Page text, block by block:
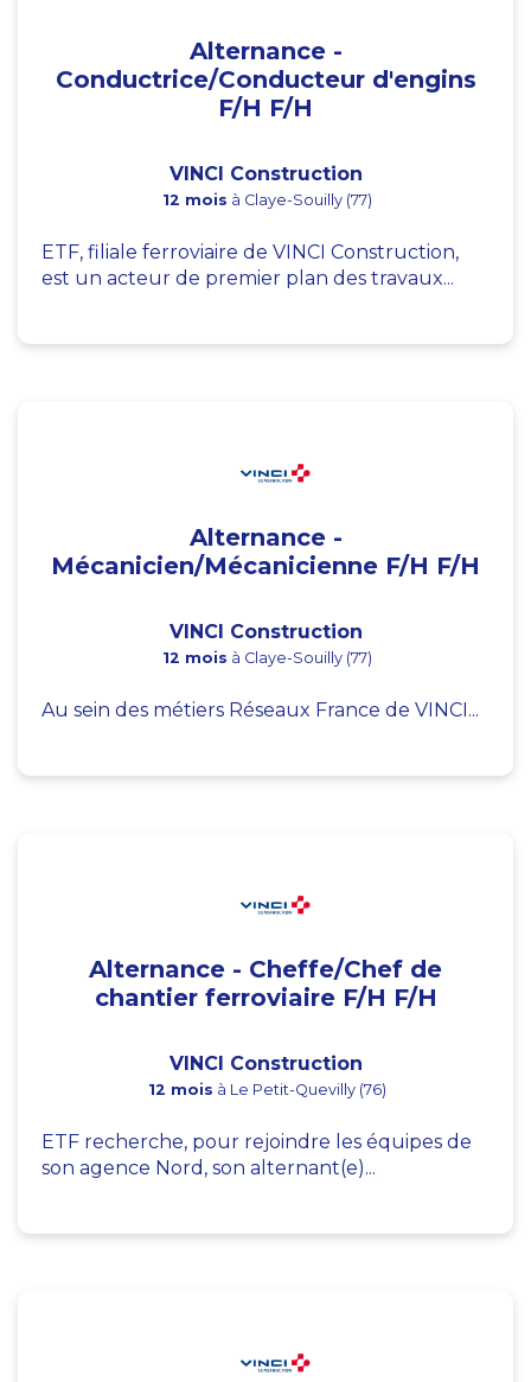
Alternance -
Conductrice/Conducteur d'engins
F/H F/H
VINCI Construction
12 mois à Claye-Souilly (77)
ETF, filiale ferroviaire de VINCI Construction,
est un acteur de premier plan des travaux...
Alternance -
Mécanicien/Mécanicienne F/H F/H
VINCI Construction
12 mois à Claye-Souilly (77)
Au sein des métiers Réseaux France de VINCI...
Alternance - Cheffe/Chef de
chantier ferroviaire F/H F/H
VINCI Construction
12 mois à Le Petit-Quevilly (76)
ETF recherche, pour rejoindre les équipes de
son agence Nord, son alternant(e)...